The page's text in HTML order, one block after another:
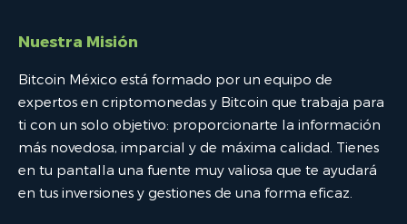
Nuestra Misión
Bitcoin México está formado por un equipo de
expertos en criptomonedas y Bitcoin que trabaja para
ti con un solo objetivo: proporcionarte la información
más novedosa, imparcial y de máxima calidad. Tienes
en tu pantalla una fuente muy valiosa que te ayudará
en tus inversiones y gestiones de una forma eficaz.